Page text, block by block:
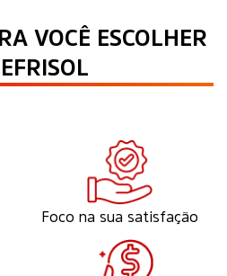
VOCÊ ESCOLHER
Foco na sua satisfação